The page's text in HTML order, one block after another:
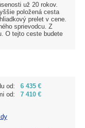
už 20 rokov.
položená cesta
prelet v cene.
sprievodcu. Z
O tejto ceste budete
od:
6 435 €
od:
7 410 €